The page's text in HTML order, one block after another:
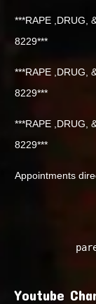
***RAPE ,DRUG,
8229***
***RAPE ,DRUG,
8229***
***RAPE ,DRUG,
8229***
Appointments
Youtube